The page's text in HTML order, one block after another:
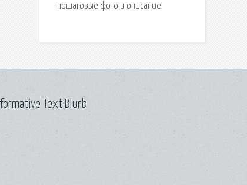
пошаговые фото и описание.
Text Blurb